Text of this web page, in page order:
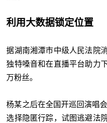
利用大数据锁定位置
据湖南湘潭市中级人民法院
独特嗓音和在直播平台助力
万粉丝。
杨某之后在全国开巡回演唱
选择隐匿行踪，试图逃避法